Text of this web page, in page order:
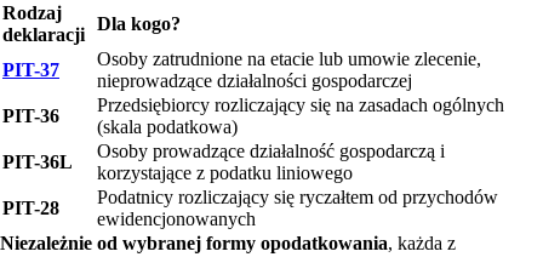
Rodzaj
deklaracji
Dla kogo?
PIT-37
Osoby zatrudnione na etacie lub umowie zlecenie,
nieprowadzące działalności gospodarczej
PIT-36
Przedsiębiorcy rozliczający się na zasadach ogólnych
(skala podatkowa)
PIT-36L
Osoby prowadzące działalność gospodarczą i
korzystające z podatku liniowego
PIT-28
Podatnicy rozliczający się ryczałtem od przychodów
ewidencjonowanych
Niezależnie od wybranej formy opodatkowania, każda z